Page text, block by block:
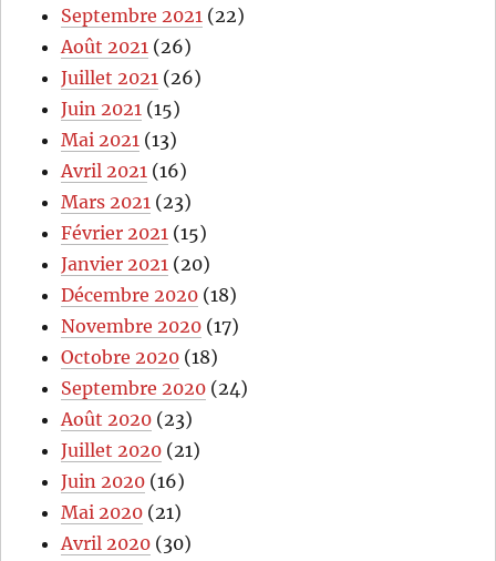
Septembre 2021 (22)
Août 2021 (26)
Juillet 2021 (26)
Juin 2021 (15)
Mai 2021 (13)
Avril 2021 (16)
Mars 2021 (23)
Février 2021 (15)
Janvier 2021 (20)
Décembre 2020 (18)
Novembre 2020 (17)
Octobre 2020 (18)
Septembre 2020 (24)
Août 2020 (23)
Juillet 2020 (21)
Juin 2020 (16)
Mai 2020 (21)
Avril 2020 (30)